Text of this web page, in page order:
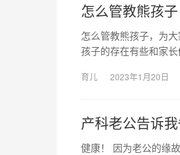
怎么管教熊孩
怎么管教熊孩子，为
孩子的存在有些和家
育儿 2023年1月20日
产科老公告诉
健康！ 因为老公的缘